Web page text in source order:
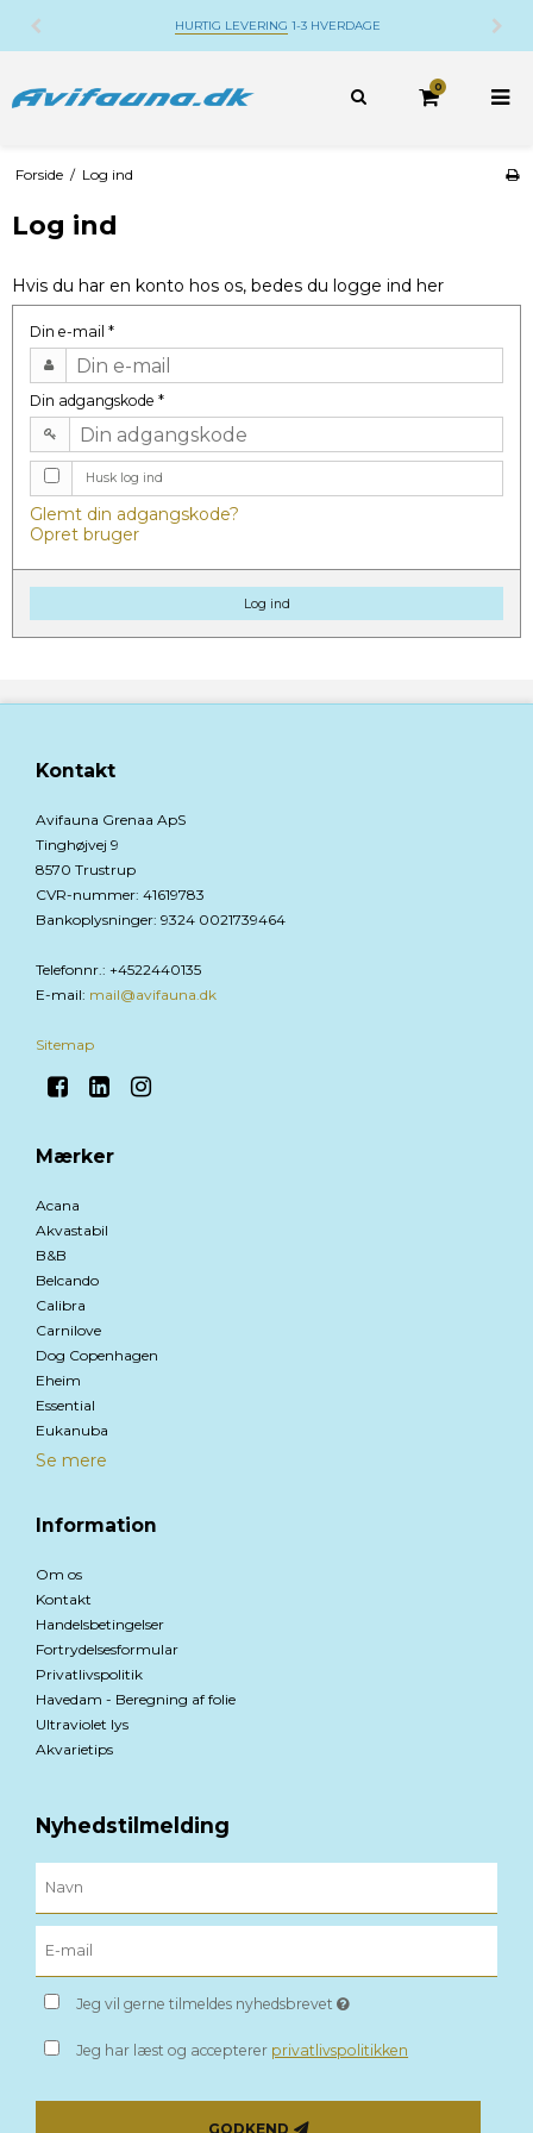
HURTIG LEVERING 1-3 HVERDAGE
0
Forside / Log ind
Log ind
Hvis du har en konto hos os, bedes du logge ind her
Din e-mail *
Din adgangskode *
Husk log ind
Glemt din adgangskode?
Opret bruger
Log ind
Kontakt
Avifauna Grenaa ApS
Tinghøjvej 9
8570 Trustrup
CVR-nummer: 41619783
Bankoplysninger: 9324 0021739464
Telefonnr. : +4522440135
E-mail: mail@avifauna.dk
Sitemap
Mærker
Acana
Akvastabil
B&B
Belcando
Calibra
Carnilove
Dog Copenhagen
Eheim
Essential
Eukanuba
Se mere
Information
Om os
Kontakt
Handelsbetingelser
Fortrydelsesformular
Privatlivspolitik
Havedam - Beregning af folie
Ultraviolet lys
Akvarietips
Nyhedstilmelding
Jeg vil gerne tilmeldes nyhedsbrevet
Jeg har læst og accepterer privatlivspolitikken
GODKEND